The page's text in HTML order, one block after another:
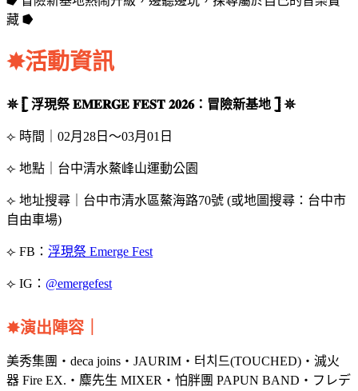
藏 ⭓
✸活動資訊
𖤓 𓊈 浮現祭 𝐄𝐌𝐄𝐑𝐆𝐄 𝐅𝐄𝐒𝐓 𝟐𝟎𝟐𝟔：冒險新基地 𓊉 𖤓
⟣ 時間｜02月28日～03月01日
⟣ 地點｜台中清水鰲峰山運動公園
⟣ 地址搜尋｜台中市清水區鰲海路70號 (或地圖搜尋：台中市
自由車場)
⟣ FB： 浮現祭 Emerge Fest
⟣ IG： @emergefest
✸演出陣容
美秀集團・deca joins・JAURIM・터치드(TOUCHED)・滅火
器 Fire EX.・麋先生 MIXER・怕胖團 PAPUN BAND・フレデ